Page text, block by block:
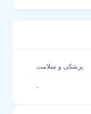
پزشکی و سلامت
-